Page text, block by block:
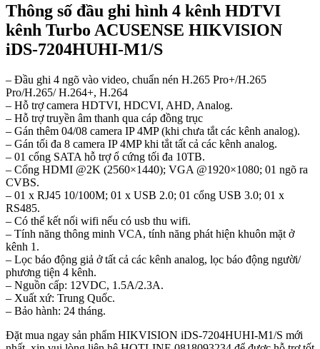
Thông số đầu ghi hình 4 kênh HDTVI
kênh Turbo ACUSENSE HIKVISION
iDS-7204HUHI-M1/S
– Đầu ghi 4 ngõ vào video, chuẩn nén H.265 Pro+/H.265
Pro/H.265/ H.264+, H.264
– Hỗ trợ camera HDTVI, HDCVI, AHD, Analog.
– Hỗ trợ truyền âm thanh qua cáp đồng trục
– Gán thêm 04/08 camera IP 4MP (khi chưa tắt các kênh analog).
– Gán tối đa 8 camera IP 4MP khi tắt tất cả các kênh analog.
– 01 cổng SATA hỗ trợ ổ cứng tối đa 10TB.
– Cổng HDMI @2K (2560×1440); VGA @1920×1080; 01 ngõ ra
CVBS.
– 01 x RJ45 10/100M; 01 x USB 2.0; 01 cổng USB 3.0; 01 x
RS485.
– Có thể kết nối wifi nếu có usb thu wifi.
– Tính năng thông minh VCA, tính năng phát hiện khuôn mặt ở
kênh 1.
– Lọc báo động giả ở tất cả các kênh analog, lọc báo động người/
phương tiện 4 kênh.
– Nguồn cấp: 12VDC, 1.5A/2.3A.
– Xuất xứ: Trung Quốc.
– Bảo hành: 24 tháng.
Đặt mua ngay sản phẩm HIKVISION iDS-7204HUHI-M1/S mới